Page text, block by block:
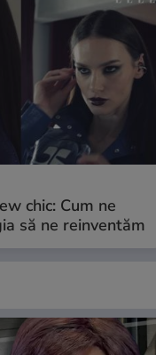
chic: Cum ne
să ne reinventăm